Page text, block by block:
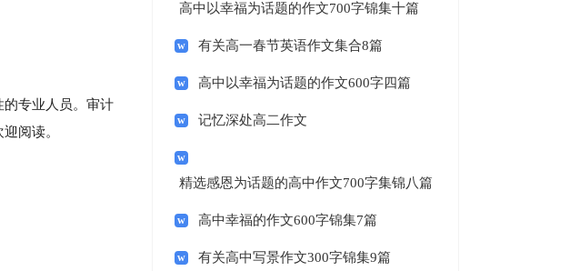
专业人员。审计
阅读。
高中以幸福为话题的作文700字锦集十篇
有关高一春节英语作文集合8篇
高中以幸福为话题的作文600字四篇
记忆深处高二作文
精选感恩为话题的高中作文700字集锦八篇
高中幸福的作文600字锦集7篇
有关高中写景作文300字锦集9篇